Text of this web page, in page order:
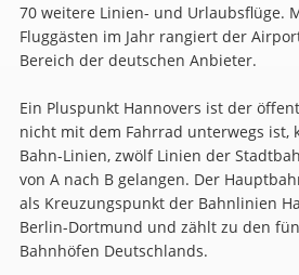
70 weitere Linien- und Urlaubsflüge.
Fluggästen im Jahr rangiert der
Bereich der deutschen Anbieter.
Ein Pluspunkt Hannovers ist der
nicht mit dem Fahrrad unterwegs ist,
Bahn-Linien, zwölf Linien der
von A nach B gelangen. Der
als Kreuzungspunkt der Bahnlinien
Berlin-Dortmund und zählt zu den
Bahnhöfen Deutschlands.